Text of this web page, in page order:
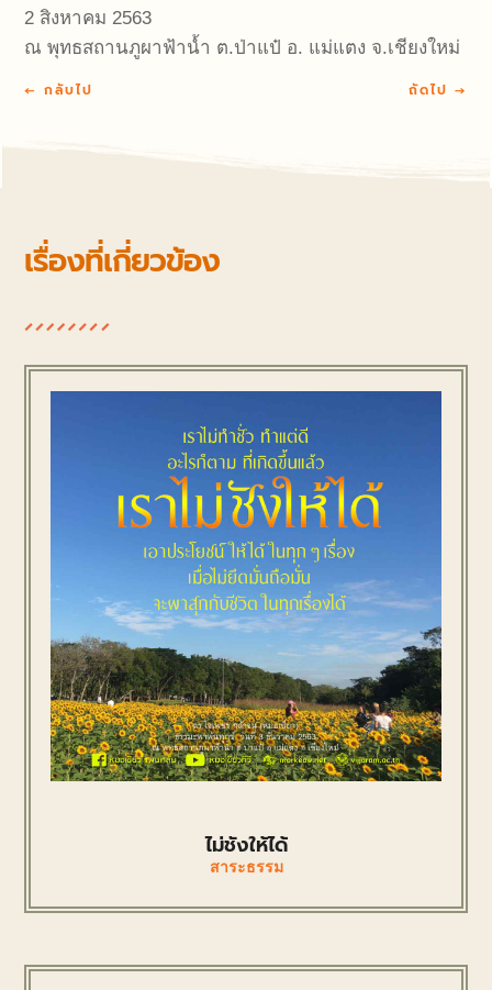
2 สิงหาคม 2563
ณ พุทธสถานภูผาฟ้าน้ำ ต.ป่าแป๋ อ. แม่แตง จ.เชียงใหม่
←กลับไป ถัดไป →
เรื่องที่เกี่ยวข้อง
ไม่ชังให้ได้
สาระธรรม